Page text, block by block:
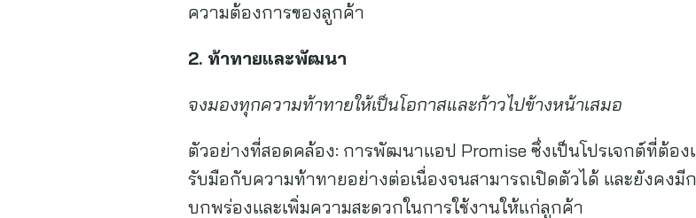
ความต้องการของลูกค้า
2. ท้าทายและพัฒนา
จงมองทุกความท้าทายให้เป็นโอกาสและก้าวไปข้างหน้าเสมอ
ตัวอย่างที่สอดคล้อง: การพัฒนาแอป Promise ซึ่งเป็นโปรเจกต์ที่ต้
รับมือกับความท้าทายอย่างต่อเนื่องจนสามารถเปิดตัวได้ และยังคง
บกพร่องและเพิ่มความสะดวกในการใช้งานให้แก่ลูกค้า